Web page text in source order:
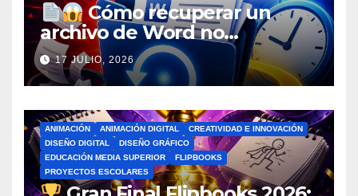
Cómo recuperar un
archivo de Word no
guardado antes de entrar en
pánico
17 JULIO, 2026
ANIMACIÓN ANIMACIÓN DIGITAL
CREATIVIDAD E INNOVACIÓN
DISEÑO DIGITAL
DISEÑO GRÁFICO
EDUCACIÓN MEDIA SUPERIOR
FLIPBOOKS
PROYECTOS ESCOLARES